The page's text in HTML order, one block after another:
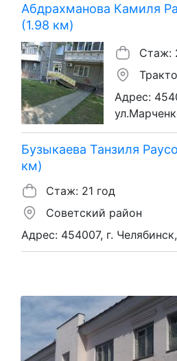
Абдрахманова Камиля
(1.98 км)
Стаж:
Адрес:
Бузыкаева Танзиля
км)
Стаж: 21 год
Советский район
Адрес: 454007, г.